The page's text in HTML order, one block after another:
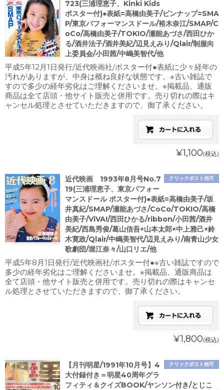
723(三浦理恵子、Kinki Kids
ポスター付)●表紙=高橋由美子/ピンナップ=SMA
P/東京パフォーマンスドール/裕木奈江/SMAP/C
oCo/高橋由美子/TOKIO/瀬能あづさ/西田ひか
る/酒井法子/酒井美紀/辺見えみり/Qlair/制服向
上委員会/小田茜/中嶋美智代/他
平成5年12月1日発行/近代映画社/ポスター付●表紙に少々経年の
汚れがありますが、中身は概ね良好な状態です。※古い雑誌で
すので多少の経年劣化はご理解くださいませ。※掲載品、通販
商品は全て店頭・他サイト販売と併用です。売り切れの際はキ
ャンセル処理とさせていただきますので、御了承ください。
¥1,100(税込)
クリックポスト他可
近代映画 1993年8月号No.7
19(三浦理恵子、東京パフォー
マンスドール ポスター付)●表紙=高橋由美子/坂
井真紀/SMAP/瀬能あづさ/CoCo/TOKIO/高橋
由美子/ViVA!/西田ひかる/ribbon/小田茜/酒井
美紀/西島秀俊/葛山信吾×山本太郎×中上雅己×鈴
木寛政/Qlair/中嶋美智代/辺見えみり/南青山少女
歌劇団/堀江奈々/山口リエ/他
平成5年8月1日発行/近代映画社/ポスター付●※古い雑誌ですので
多少の経年劣化はご理解くださいませ。※掲載品、通販商品は
全て店頭・他サイト販売と併用です。売り切れの際はキャンセ
ル処理とさせていただきますので、御了承ください。
¥1,800(税込)
クリックポスト他可
【月刊明星/1991年10月号】4
大付録付き＝明星40周年グラ
フィティ＆クイズBOOK/ヤンソン付き/とじこ